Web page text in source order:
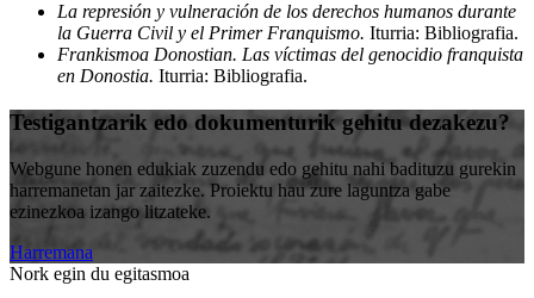
La represión y vulneración de los derechos humanos durante
la Guerra Civil y el Primer Franquismo. Iturria: Bibliografia.
Frankismoa Donostian. Las víctimas del genocidio franquista
en Donostia. Iturria: Bibliografia.
Testigantzarik edo dokumenturik gehitu dezakezu?
Webgune honen edukiak zuzendu edo gehitu nahi badituzu gurekin
harremanetan jar zaitezke. Proiektu hau zure laguntza gabe
ezinezkoa izango litzateke.
Harremana
Nork egin du egitasmoa